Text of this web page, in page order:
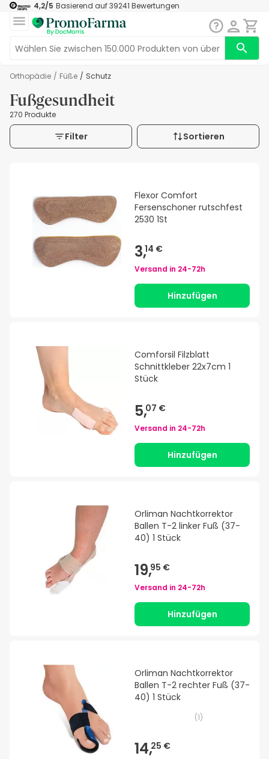
4,2/5 Basierend auf39241 Bewertungen
Orthopädie / Füße / Schutz
Fußgesundheit
270 Produkte
Filter Sortieren
Flexor Comfort
Fersenschoner rutschfest
2530 1St
3,14 €
Versand in 24-72h
Hinzufügen
Comforsil Filzblatt
Schnittkleber 22x7cm 1
Stück
5,07 €
Versand in 24-72h
Hinzufügen
Orliman Nachtkorrektor
Ballen T-2 linker Fuß (37-
40) 1 Stück
19,95 €
Versand in 24-72h
Hinzufügen
Orliman Nachtkorrektor
Ballen T-2 rechter Fuß (37-
40) 1 Stück
(1)
14,25 €